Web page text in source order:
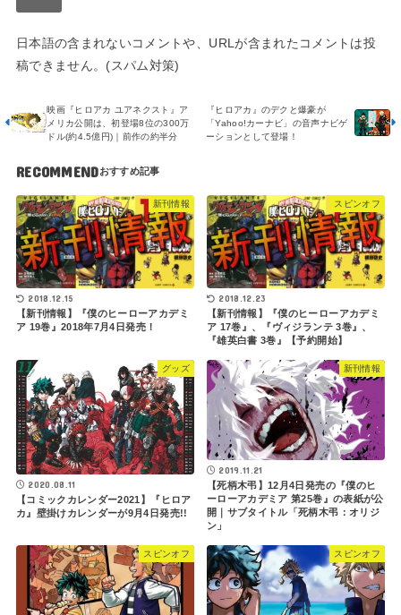
日本語の含まれないコメントや、URLが含まれたコメントは投
稿できません。(スパム対策)
『ヒロアカ』のデクと爆豪が
「Yahoo!カーナビ」の音声ナビゲ
ーションとして登場！
映画『ヒロアカ ユアネクスト』ア
メリカ公開は、初登場8位の300万
ドル(約4.5億円)｜前作の約半分
RECOMMEND
新刊情報
2018.12.15
【新刊情報】『僕のヒーローアカデミ
ア 19巻』2018年7月4日発売！
スピンオフ
2018.12.23
【新刊情報】『僕のヒーローアカデミ
ア 17巻』、『ヴィジランテ 3巻』、
『雄英白書 3巻』【予約開始】
グッズ
2020.08.11
【コミックカレンダー2021】『ヒロア
カ』壁掛けカレンダーが9月4日発売!!
新刊情報
2019.11.21
【死柄木弔】12月4日発売の『僕のヒ
ーローアカデミア 第25巻』の表紙が公
開｜サブタイトル「死柄木弔：オリジ
ン」
スピンオフ スピンオフ